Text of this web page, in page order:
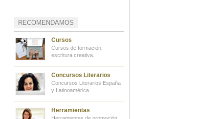
RECOMENDAMOS
Cursos
Cursos de formación,
escritura creativa.
Concursos Literarios
Concursos Literarios España
y Latinoamérica
Herramientas